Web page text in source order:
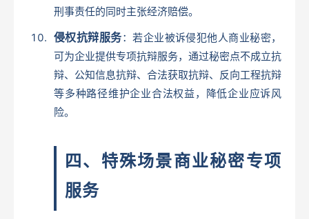
刑事责任的同时主张经济赔偿。
侵权抗辩服务：若企业被诉侵犯他人商业秘密，
可为企业提供专项抗辩服务，通过秘密点不成立抗
辩、公知信息抗辩、合法获取抗辩、反向工程抗辩
等多种路径维护企业合法权益，降低企业应诉风
险。
四、特殊场景商业秘密专项
服务